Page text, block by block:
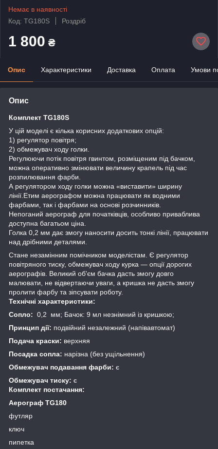
Немає в наявності
Код: TG180S
Роздріб
1 800 ₴
Опис Характеристики Доставка Оплата Умови
Опис
Комплект TG180S
У цій моделі є кілька корисних додаткових опцій:
1) регулятор повітря;
2) обмежувач ходу голки.
Регулюючи потік повітря гвинтом, розміщеним під бачком,
можна оперативно змінювати величину крапель під час
розпилювання фарби.
А регулятором ходу голки можна «виставити» ширину
лінії.Етим аерографом можна працювати як водними
фарбами, так і фарбами на основі розчинників.
Непоганий аерограф для початківців, особливо приваблива
доступна багатьом ціна.
Голка 0,2 мм дає змогу наносити досить тонкі лінії, працювати
над дрібними деталями.
Стане незамінним помічником моделістам. Є регулятор
повітряного тиску, обмежувач ходу курка — опції дорогих
аерографів. Великий об'єм бачка дасть змогу довго
малювати, не відвертаючи уваги, а кришка не дасть змогу
пролити фарбу та зіпсувати роботу.
Технічні характеристики:
Сопло: 0,2 мм; Бачок: 9 мл незнімний із кришкою;
Принцип дії: подвійний незалежний (напівавтомат)
Подача краски: верхняя
Посадка сопла: нарізна (без ущільнення)
Обмежувач подавання фарби: є
Обмежувач тиску: є
Комплект постачання:
Аерограф TG180
футляр
ключ
пипетка